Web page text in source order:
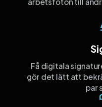
Få digitala
gör det lätt att
par